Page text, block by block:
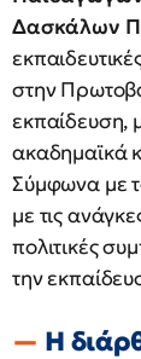
Δασκάλων
στην
εκπαίδευση,
ακαδημαϊκά
Σύμφωνα με
με τις
πολιτικές
την
Η